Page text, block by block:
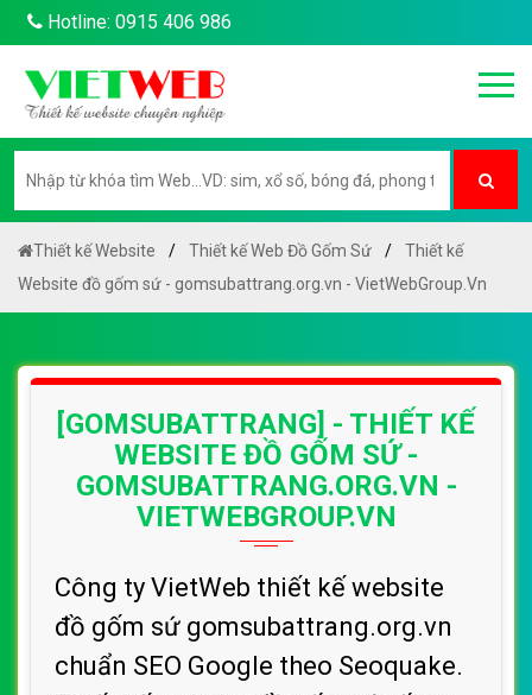
Hotline: 0915 406 986
Thiết kế Website Thiết kế Web Đồ Gốm Sứ
Thiết kế
Website đồ gốm sứ - gomsubattrang.org.vn - VietWebGroup.Vn
[GOMSUBATTRANG] - THIẾT KẾ
WEBSITE ĐỒ GỐM SỨ -
GOMSUBATTRANG.ORG.VN -
VIETWEBGROUP.VN
Công ty VietWeb thiết kế website
đồ gốm sứ gomsubattrang.org.vn
chuẩn SEO Google theo Seoquake.